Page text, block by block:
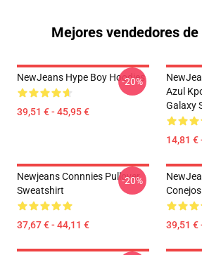
Mejores vendedores
NewJeans Hype Boy Hoodies
39,51 € - 45,95 €
-20%
Azul
Galaxy
14,81 €
Newjeans Connnies Pullover
Sweatshirt
37,67 € - 44,11 €
-20%
39,51 €